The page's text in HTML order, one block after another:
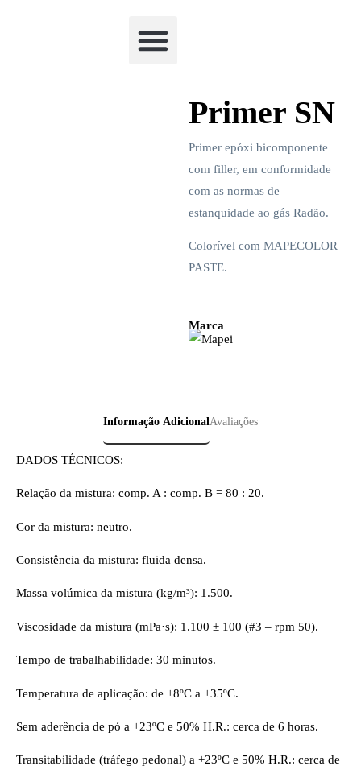
Primer SN
Primer epóxi bicomponente
com filler, em conformidade
com as normas de
estanquidade ao gás Radão.
Colorível com MAPECOLOR
PASTE.
Marca
Informação Adicional Avaliações
DADOS TÉCNICOS:
Relação da mistura: comp. A : comp. B = 80 : 20.
Cor da mistura: neutro.
Consistência da mistura: fluida densa.
Massa volúmica da mistura (kg/m³): 1.500.
Viscosidade da mistura (mPa·s): 1.100 ± 100 (#3 – rpm 50).
Tempo de trabalhabilidade: 30 minutos.
Temperatura de aplicação: de +8ºC a +35ºC.
Sem aderência de pó a +23ºC e 50% H.R.: cerca de 6 horas.
Transitabilidade (tráfego pedonal) a +23ºC e 50% H.R.: cerca de